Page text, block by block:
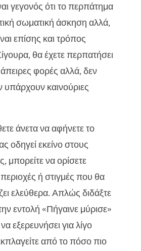
γεγονός ότι το περπάτημα
σωματική άσκηση αλλά,
επίσης και τρόπος
θα έχετε περπατήσει
φορές αλλά, δεν
υπάρχουν καινούριες
άνετα να αφήνετε το
οδηγεί εκείνο στους
μπορείτε να ορίσετε
ή στιγμές που θα
ελεύθερα. Απλώς διδάξτε
εντολή «Πήγαινε μύρισε»
εξερευνήσει για λίγο
από το πόσο πιο